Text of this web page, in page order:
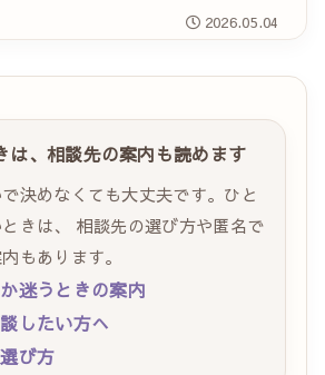
2026.05.04
は、相談先の案内も読めます
決めなくても大丈夫です。ひと
きは、 相談先の選び方や匿名で
もあります。
迷うときの案内
したい方へ
び方